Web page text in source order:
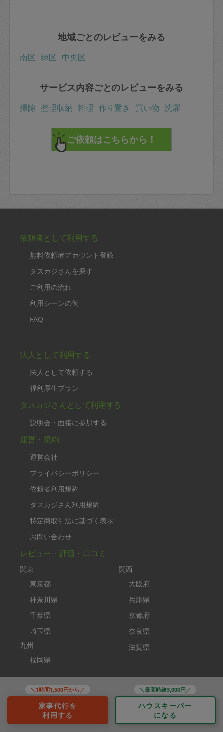
＼1時間1,500円から／
家事代行を
利用する
＼最高時給3,000円／
ハウスキーパー
になる
地域ごとのレビューをみる
南区 緑区 中央区
サービス内容ごとのレビューをみる
掃除 整理収納 料理 作り置き 買い物 洗濯
依頼者として利用する
無料依頼者アカウント登録
タスカジさんを探す
ご利用の流れ
利用シーンの例
FAQ
法人として利用する
法人として依頼する
福利厚生プラン
タスカジさんとして利用する
説明会・面接に参加する
運営・規約
運営会社
プライバシーポリシー
依頼者利用規約
タスカジさん利用規約
特定商取引法に基づく表示
お問い合わせ
レビュー・評価・口コミ
関東
東京都
神奈川県
千葉県
埼玉県
九州
福岡県
関西
大阪府
兵庫県
京都府
奈良県
滋賀県
タスカジplus
助家事さん